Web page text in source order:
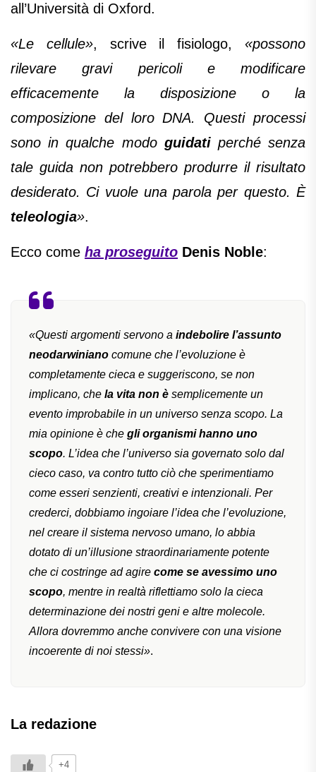
all’Università di Oxford.
«Le cellule», scrive il fisiologo,«possono
rilevare gravi pericoli e modificare
efficacemente la disposizione o la
composizione del loro DNA. Questi processi
sono in qualche modo guidatiperché senza
tale guida non potrebbero produrre il risultato
desiderato. Ci vuole una parola per questo. È
teleologia».
Ecco come ha proseguito Denis Noble:
«Questi argomenti servono a indebolire l’assunto
neodarwiniano comune che l’evoluzione è
completamente cieca e suggeriscono, se non
implicano, che la vita non è semplicemente un
evento improbabile in un universo senza scopo. La
mia opinione è che gli organismi hanno uno
scopo. L’idea che l’universo sia governato solo dal
cieco caso, va contro tutto ciò che sperimentiamo
come esseri senzienti, creativi e intenzionali. Per
crederci, dobbiamo ingoiare l’idea che l’evoluzione,
nel creare il sistema nervoso umano, lo abbia
dotato di un’illusione straordinariamente potente
che ci costringe ad agire come se avessimo uno
scopo, mentre in realtà riflettiamo solo la cieca
determinazione dei nostri geni e altre molecole.
Allora dovremmo anche convivere con una visione
incoerente di noi stessi».
La redazione
+4